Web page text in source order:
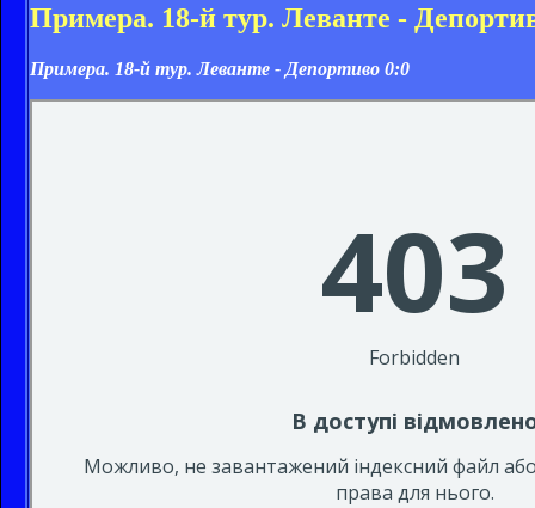
Примера. 18-й тур. Леванте -
Примера. 18-й тур. Леванте - Депортиво 0:0